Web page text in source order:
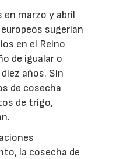
en marzo y abril
sugerían
en el Reino
de igualar o
años. Sin
de cosecha
de trigo,
la cosecha de